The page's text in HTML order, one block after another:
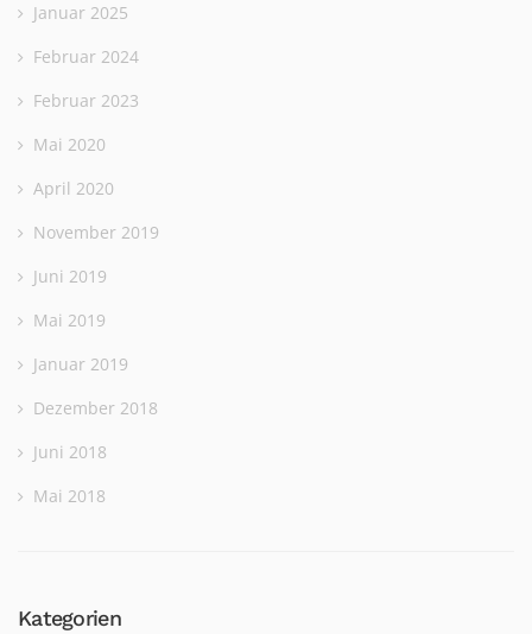
Januar 2025
Februar 2024
Februar 2023
Mai 2020
April 2020
November 2019
Juni 2019
Mai 2019
Januar 2019
Dezember 2018
Juni 2018
Mai 2018
Kategorien